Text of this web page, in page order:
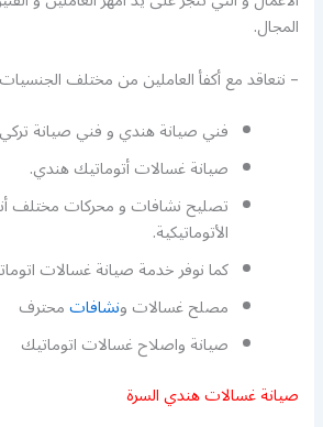
المجال.
– نتعاقد مع أكفأ العاملين من مختلف
فني صيانة هندي و فني صيانة
صيانة غسالات أتوماتيك هندي.
تصليح نشافات و محركات مختلف
الأتوماتيكية.
كما نوفر خدمة صيانة غسالات
مصلح غسالات ونشافاتمحترف
صيانة واصلاح غسالات اتوماتيك
صيانة غسالات هندي السرة